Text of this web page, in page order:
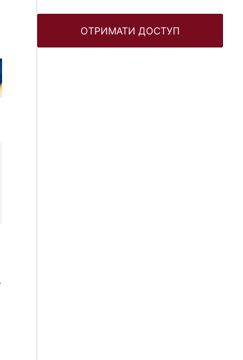
ОТРИМАТИ ДОСТУП